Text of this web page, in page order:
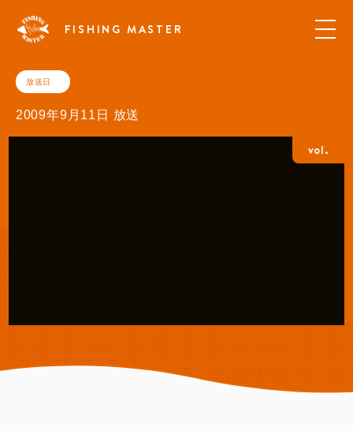
FISHING MASTER
放送日
2009年9月11日 放送
vol.